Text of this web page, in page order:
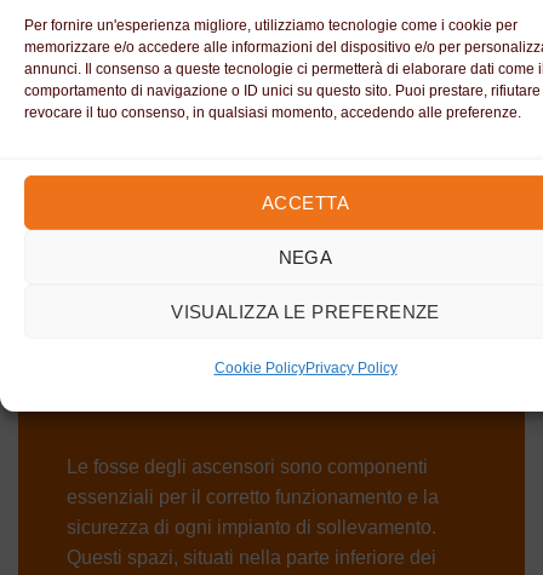
Per fornire un'esperienza migliore, utilizziamo tecnologie come i cookie per
memorizzare e/o accedere alle informazioni del dispositivo e/o per
annunci. Il consenso a queste tecnologie ci permetterà di elaborare dati come
comportamento di navigazione o ID unici su questo sito. Puoi prestare, rifiutare
revocare il tuo consenso, in qualsiasi momento, accedendo alle preferenze.
ACCETTA
NEGA
VISUALIZZA LE PREFERENZE
Cookie PolicyPrivacy Policy
PRIVATI
CONDOMINI
Le fosse degli ascensori sono componenti
essenziali per il corretto funzionamento e la
sicurezza di ogni impianto di sollevamento.
Questi spazi, situati nella parte inferiore dei